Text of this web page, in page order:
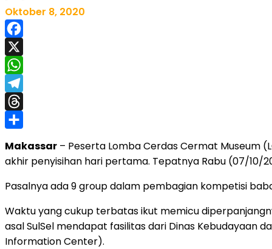
Oktober 8, 2020
Facebook
X
WhatsApp
Telegram
Threads
Makassar – Peserta Lomba Cerdas Cermat Museum
akhir penyisihan hari pertama. Tepatnya Rabu (07/10/
Pasalnya ada 9 group dalam pembagian kompetisi
Waktu yang cukup terbatas ikut memicu
asal SulSel mendapat fasilitas dari Dinas Kebudayaan
Information Center).